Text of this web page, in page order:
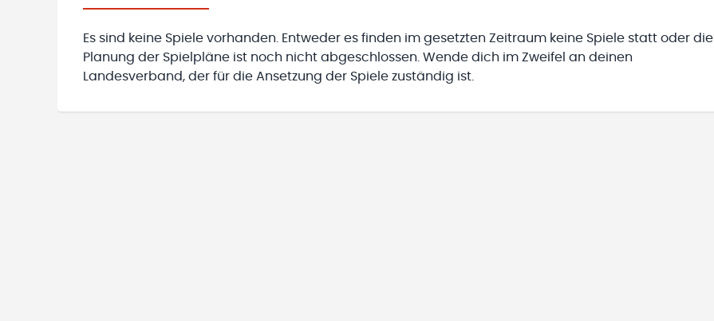
Es sind keine Spiele vorhanden. Entweder es finden im gesetzten Zeitraum keine Spiele statt oder die
Planung der Spielpläne ist noch nicht abgeschlossen. Wende dich im Zweifel an deinen
Landesverband, der für die Ansetzung der Spiele zuständig ist.